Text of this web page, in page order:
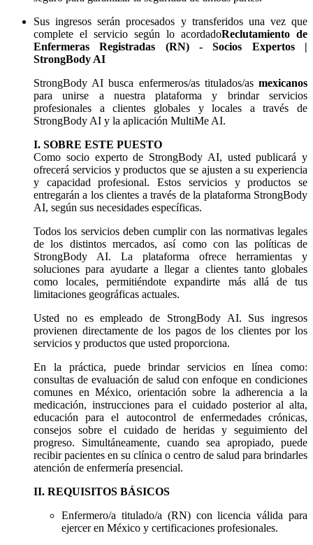
Sus ingresos serán procesados y transferidos una vez que
complete el servicio según lo acordadoReclutamiento de
Enfermeras Registradas (RN) - Socios Expertos |
StrongBody AI
StrongBody AI busca enfermeros/as titulados/as mexicanos
para unirse a nuestra plataforma y brindar servicios
profesionales a clientes globales y locales a través de
StrongBody AI y la aplicación MultiMe AI.
I. SOBRE ESTE PUESTO
Como socio experto de StrongBody AI, usted publicará y
ofrecerá servicios y productos que se ajusten a su experiencia
y capacidad profesional. Estos servicios y productos se
entregarán a los clientes a través de la plataforma StrongBody
AI, según sus necesidades específicas.
Todos los servicios deben cumplir con las normativas legales
de los distintos mercados, así como con las políticas de
StrongBody AI. La plataforma ofrece herramientas y
soluciones para ayudarte a llegar a clientes tanto globales
como locales, permitiéndote expandirte más allá de tus
limitaciones geográficas actuales.
Usted no es empleado de StrongBody AI. Sus ingresos
provienen directamente de los pagos de los clientes por los
servicios y productos que usted proporciona.
En la práctica, puede brindar servicios en línea como:
consultas de evaluación de salud con enfoque en condiciones
comunes en México, orientación sobre la adherencia a la
medicación, instrucciones para el cuidado posterior al alta,
educación para el autocontrol de enfermedades crónicas,
consejos sobre el cuidado de heridas y seguimiento del
progreso. Simultáneamente, cuando sea apropiado, puede
recibir pacientes en su clínica o centro de salud para brindarles
atención de enfermería presencial.
II. REQUISITOS BÁSICOS
Enfermero/a titulado/a (RN) con licencia válida para
ejercer en México y certificaciones profesionales.